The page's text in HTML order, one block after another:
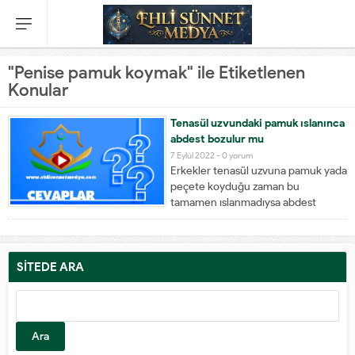
"Penise pamuk koymak" ile Etiketlenen
Konular
Tenasül uzvundaki pamuk ıslanınca
abdest bozulur mu
7 Eylül 2022 - 0 yorum
Erkekler tenasül uzvuna pamuk yada
peçete koyduğu zaman bu
tamamen ıslanmadıysa abdest
bozulmuş olur mu. Tamamen
ıslanmış olunca çıkartmadan yeni
abdest alsak abdestli sayılır mıyız
zaman ıslansa da abdst bozulmaz.
SİTEDE ARA